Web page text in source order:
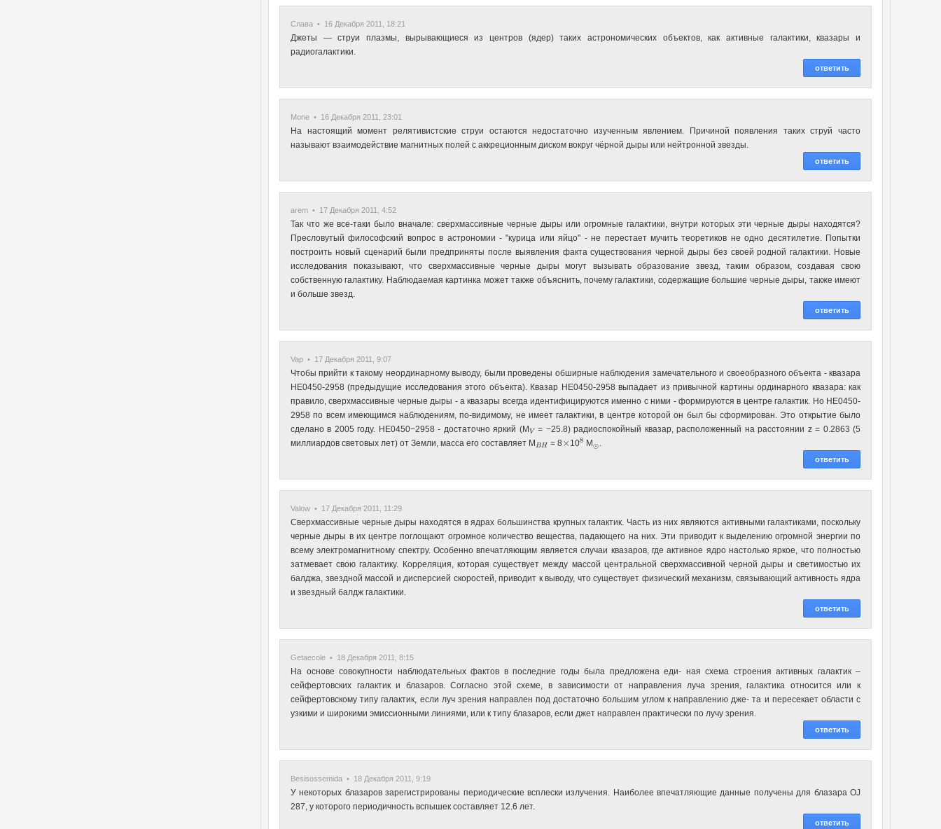
Слава • 16 Декабря 2011, 18:21
Джеты — струи плазмы, вырывающиеся из центров (ядер) таких астрономических объектов, как активные галактики, квазары и
радиогалактики.
ответить
Mone • 16 Декабря 2011, 23:01
На настоящий момент релятивистские струи остаются недостаточно изученным явлением. Причиной появления таких струй часто
называют взаимодействие магнитных полей с аккреционным диском вокруг чёрной дыры или нейтронной звезды.
ответить
arem • 17 Декабря 2011, 4:52
Так что же все-таки было вначале: сверхмассивные черные дыры или огромные галактики, внутри которых эти черные дыры находятся?
Пресловутый философский вопрос в астрономии - "курица или яйцо" - не перестает мучить теоретиков не одно десятилетие. Попытки
построить новый сценарий были предприняты после выявления факта существования черной дыры без своей родной галактики. Новые
исследования показывают, что сверхмассивные черные дыры могут вызывать образование звезд, таким образом, создавая свою
собственную галактику. Наблюдаемая картинка может также объяснить, почему галактики, содержащие большие черные дыры, также имеют
и больше звезд.
ответить
Vap • 17 Декабря 2011, 9:07
Чтобы прийти к такому неординарному выводу, были проведены обширные наблюдения замечательного и своеобразного объекта - квазара
HE0450-2958 (предыдущие исследования этого объекта). Квазар HE0450-2958 выпадает из привычной картины ординарного квазара: как
правило, сверхмассивные черные дыры - а квазары всегда идентифицируются именно с ними - формируются в центре галактик. Но HE0450-
2958 по всем имеющимся наблюдениям, по-видимому, не имеет галактики, в центре которой он был бы сформирован. Это открытие было
сделано в 2005 году. HE0450−2958 - достаточно яркий (MV= −25.8) радиоспокойный квазар, расположенный на расстоянии z = 0.2863 (5
миллиардов световых лет) от Земли, масса его составляет MBH = 8 × 108 M⊙.
ответить
Valow • 17 Декабря 2011, 11:29
Сверхмассивные черные дыры находятся в ядрах большинства крупных галактик. Часть из них являются активными галактиками, поскольку
черные дыры в их центре поглощают огромное количество вещества, падающего на них. Эти приводит к выделению огромной энергии по
всему электромагнитному спектру. Особенно впечатляющим является случаи квазаров, где активное ядро настолько яркое, что полностью
затмевает свою галактику. Корреляция, которая существует между массой центральной сверхмассивной черной дыры и светимостью их
балджа, звездной массой и дисперсией скоростей, приводит к выводу, что существует физический механизм, связывающий активность ядра
и звездный балдж галактики.
ответить
Getaecole • 18 Декабря 2011, 8:15
На основе совокупности наблюдательных фактов в последние годы была предложена еди- ная схема строения активных галактик –
сейфертовских галактик и блазаров. Согласно этой схеме, в зависимости от направления луча зрения, галактика относится или к
сейфертовскому типу галактик, если луч зрения направлен под достаточно большим углом к направлению дже- та и пересекает области с
узкими и широкими эмиссионными линиями, или к типу блазаров, если джет направлен практически по лучу зрения.
ответить
Besisossemida • 18 Декабря 2011, 9:19
У некоторых блазаров зарегистрированы периодические всплески излучения. Наиболее впечатляющие данные получены для блазара OJ
287, у которого периодичность вспышек составляет 12.6 лет.
ответить